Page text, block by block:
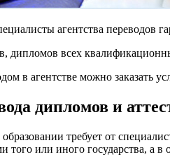
агентства переводов
дипломов всех
в агентстве можно заказать
дипломов и
требует от
того или иного государства, а